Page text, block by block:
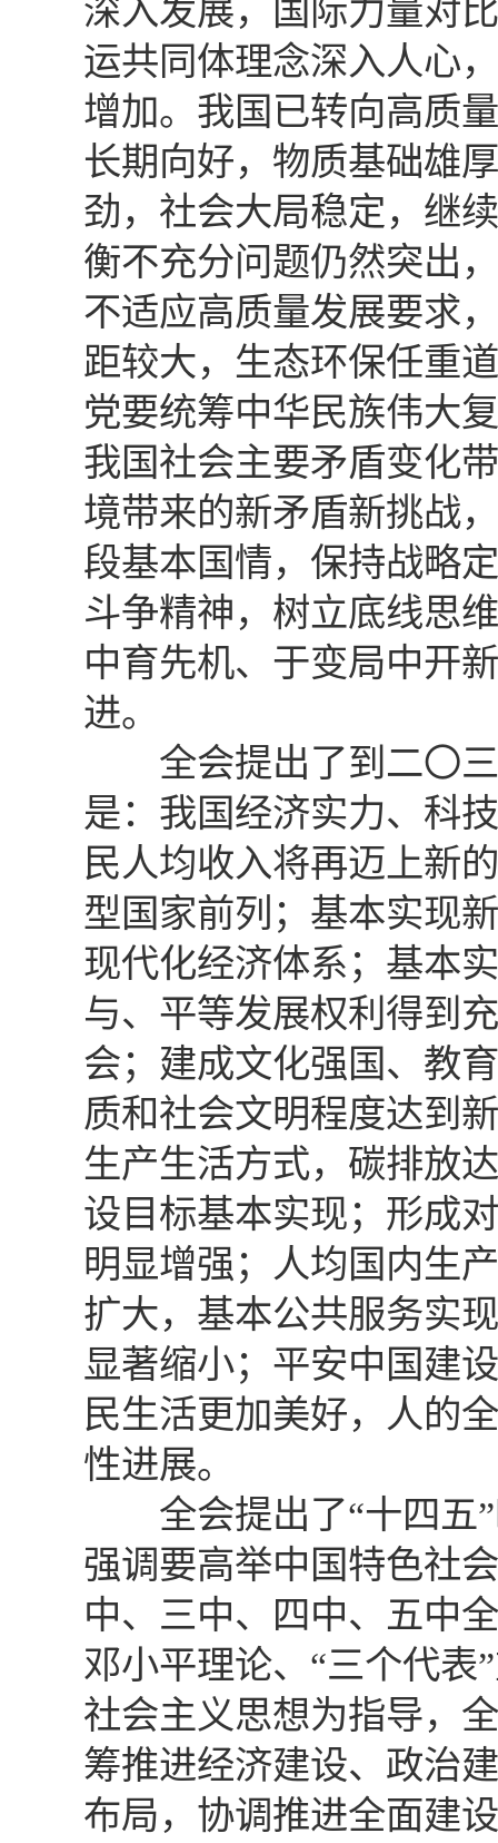
深入发展，国际力量对
运共同体理念深入人心
增加。我国已转向高质
长期向好，物质基础雄
劲，社会大局稳定，继
衡不充分问题仍然突出
不适应高质量发展要求
距较大，生态环保任重
党要统筹中华民族伟大
我国社会主要矛盾变化
境带来的新矛盾新挑战
段基本国情，保持战略
斗争精神，树立底线思
中育先机、于变局中开
进。
全会提出了到二〇三
是：我国经济实力、科
民人均收入将再迈上新
型国家前列；基本实现
现代化经济体系；基本
与、平等发展权利得到
会；建成文化强国、教
质和社会文明程度达到
生产生活方式，碳排放
设目标基本实现；形成
明显增强；人均国内生
扩大，基本公共服务实
显著缩小；平安中国建
民生活更加美好，人的
性进展。
全会提出了“十四五”
强调要高举中国特色社
中、三中、四中、五中
邓小平理论、“三个代表
社会主义思想为指导，
筹推进经济建设、政治
布局，协调推进全面建